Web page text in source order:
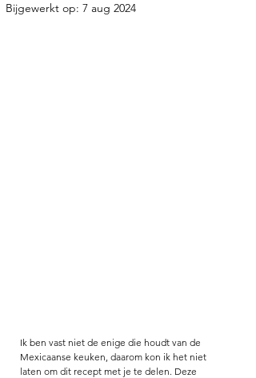
Bijgewerkt op: 7 aug 2024
Ik ben vast niet de enige die houdt van de
Mexicaanse keuken, daarom kon ik het niet
laten om dit recept met je te delen. Deze